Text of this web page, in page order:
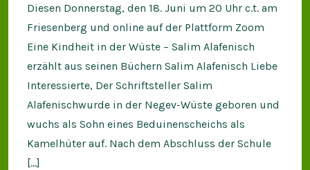
Diesen Donnerstag, den 18. Juni um 20 Uhr c.t. am
Friesenberg und online auf der Plattform Zoom
Eine Kindheit in der Wüste – Salim Alafenisch
erzählt aus seinen Büchern Salim Alafenisch Liebe
Interessierte, Der Schriftsteller Salim
Alafenischwurde in der Negev-Wüste geboren und
wuchs als Sohn eines Beduinenscheichs als
Kamelhüter auf. Nach dem Abschluss der Schule
[…]